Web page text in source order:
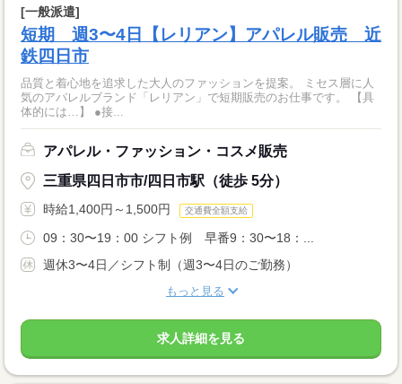
[一般派遣]
短期 週3〜4日【レリアン】アパレル販売 近
鉄四日市
品質と着心地を追求した大人のファッションを提案。 ミセス層に人
気のアパレルブランド「レリアン」で短期販売のお仕事です。 【具
体的には…】 ●接...
アパレル・ファッション・コスメ販売
三重県四日市市/四日市駅（徒歩 5分）
時給1,400円～1,500円 交通費全額支給
09：30〜19：00 シフト例 早番9：30〜18：...
週休3〜4日／シフト制（週3〜4日のご勤務）
もっと見る
求人詳細を見る